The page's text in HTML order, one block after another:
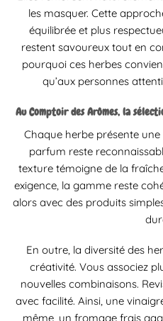
les masquer. Cette
équilibrée et plus
restent savoureux tout en
pourquoi ces herbes
qu’aux personnes
Au Comptoir des Arômes, la
Chaque herbe présente
parfum reste
texture témoigne de la
exigence, la gamme reste
alors avec des produits
En outre, la diversité des
créativité. Vous associez
nouvelles combinaisons.
avec facilité. Ainsi, une
même, un fromage frais